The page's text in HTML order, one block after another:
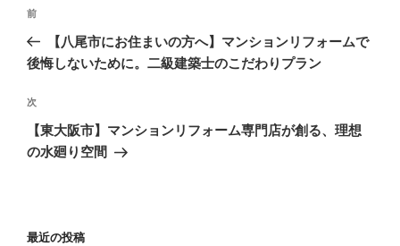
ナ
ゲ
ー
シ
過
去
の
稿
前
【八尾市にお住まいの方へ】マンションリフォームで
後悔しないために。二級建築士のこだわりプラン
次
の
投
次
【東大阪市】マンションリフォーム専門店が創る、理想
の水廻り空間
最近の投稿